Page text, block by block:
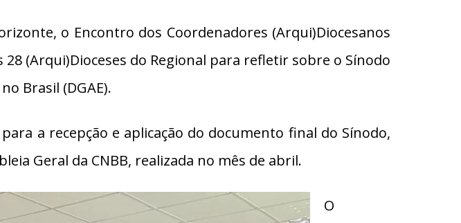
o Encontro dos Coordenadores (Arqui)Diocesanos
(Arqui)Dioceses do Regional para refletir sobre o Sínodo
Brasil (DGAE).
a recepção e aplicação do documento final do Sínodo,
Geral da CNBB, realizada no mês de abril.
O